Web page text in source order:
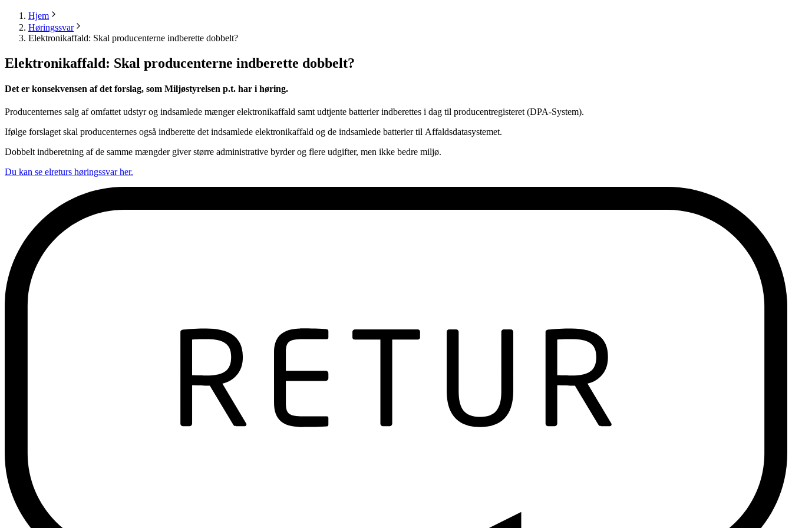
Hjem
Høringssvar
Elektronikaffald: Skal producenterne indberette dobbelt?
Elektronikaffald: Skal producenterne indberette dobbelt?
Det er konsekvensen af det forslag, som Miljøstyrelsen p.t. har i høring.
Producenternes salg af omfattet udstyr og indsamlede mænger elektronikaffald samt udtjente batterier indberettes i dag til producentregisteret (DPA-System).
Ifølge forslaget skal producenternes også indberette det indsamlede elektronikaffald og de indsamlede batterier til Affaldsdatasystemet.
Dobbelt indberetning af de samme mængder giver større administrative byrder og flere udgifter, men ikke bedre miljø.
Du kan se elreturs høringssvar her.